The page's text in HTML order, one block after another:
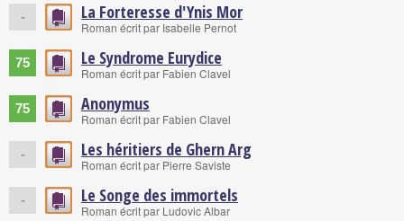
- La Forteresse d'Ynis Mor
Roman écrit par Isabelle Pernot
75 Le Syndrome Eurydice
Roman écrit par Fabien Clavel
75 Anonymus
Roman écrit par Fabien Clavel
- Les héritiers de Ghern Arg
Roman écrit par Pierre Saviste
- Le Songe des immortels
Roman écrit par Ludovic Albar